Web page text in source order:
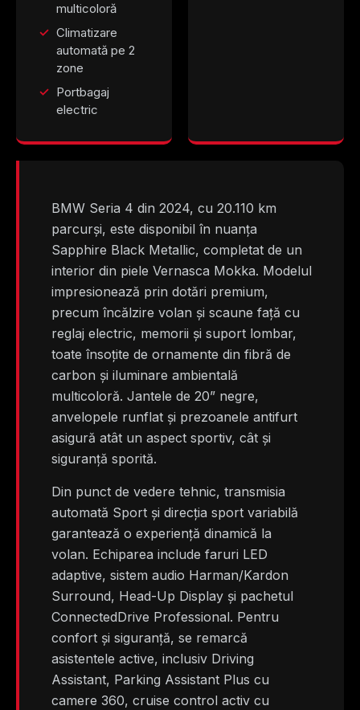
multicoloră
Climatizare
automată pe 2
zone
Portbagaj
electric
BMW Seria 4 din 2024, cu 20.110 km
parcurși, este disponibil în nuanța
Sapphire Black Metallic, completat de un
interior din piele Vernasca Mokka. Modelul
impresionează prin dotări premium,
precum încălzire volan și scaune față cu
reglaj electric, memorii și suport lombar,
toate însoțite de ornamente din fibră de
carbon și iluminare ambientală
multicoloră. Jantele de 20” negre,
anvelopele runflat și prezoanele antifurt
asigură atât un aspect sportiv, cât și
siguranță sporită.
Din punct de vedere tehnic, transmisia
automată Sport și direcția sport variabilă
garantează o experiență dinamică la
volan. Echiparea include faruri LED
adaptive, sistem audio Harman/Kardon
Surround, Head-Up Display și pachetul
ConnectedDrive Professional. Pentru
confort și siguranță, se remarcă
asistentele active, inclusiv Driving
Assistant, Parking Assistant Plus cu
camere 360, cruise control activ cu